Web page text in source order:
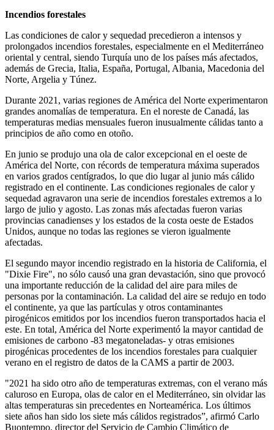
Incendios forestales
Las condiciones de calor y sequedad precedieron a intensos y
prolongados incendios forestales, especialmente en el Mediterráneo
oriental y central, siendo Turquía uno de los países más afectados,
además de Grecia, Italia, España, Portugal, Albania, Macedonia del
Norte, Argelia y Túnez.
Durante 2021, varias regiones de América del Norte experimentaron
grandes anomalías de temperatura. En el noreste de Canadá, las
temperaturas medias mensuales fueron inusualmente cálidas tanto a
principios de año como en otoño.
En junio se produjo una ola de calor excepcional en el oeste de
América del Norte, con récords de temperatura máxima superados
en varios grados centígrados, lo que dio lugar al junio más cálido
registrado en el continente. Las condiciones regionales de calor y
sequedad agravaron una serie de incendios forestales extremos a lo
largo de julio y agosto. Las zonas más afectadas fueron varias
provincias canadienses y los estados de la costa oeste de Estados
Unidos, aunque no todas las regiones se vieron igualmente
afectadas.
El segundo mayor incendio registrado en la historia de California, el
"Dixie Fire", no sólo causó una gran devastación, sino que provocó
una importante reducción de la calidad del aire para miles de
personas por la contaminación. La calidad del aire se redujo en todo
el continente, ya que las partículas y otros contaminantes
pirogénicos emitidos por los incendios fueron transportados hacia el
este. En total, América del Norte experimentó la mayor cantidad de
emisiones de carbono -83 megatoneladas- y otras emisiones
pirogénicas procedentes de los incendios forestales para cualquier
verano en el registro de datos de la CAMS a partir de 2003.
"2021 ha sido otro año de temperaturas extremas, con el verano más
caluroso en Europa, olas de calor en el Mediterráneo, sin olvidar las
altas temperaturas sin precedentes en Norteamérica. Los últimos
siete años han sido los siete más cálidos registrados”, afirmó Carlo
Buontempo, director del Servicio de Cambio Climático de